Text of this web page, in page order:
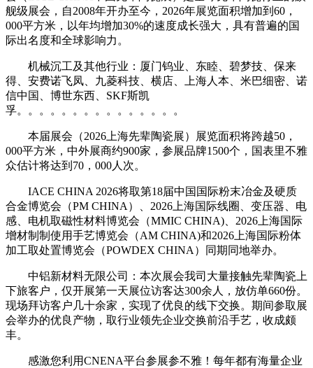
舰级展会，自2008年开办至今，2026年展览面积增加到60，
000平方米，以年均增加30%的速度成长强大，具有普遍的国
际出名度和全球影响力。
机械沉工及其他行业：厦门钨业、东睦、碧梦技、保来
得、安费诺飞凤、九菱科技、横店、上海人本、米巴细密、诺
信中国、博世东西、SKF斯凯
孚。。。。。。。。。。。。。。。
本届展会（2026上海先辈陶瓷展）展览面积将跨越50，
000平方米，中外展商约900家，参展品牌1500个，国表里不雅
众估计将达到70，000人次。
IACE CHINA 2026将取第18届中国国际粉末冶金及硬质
合金博览会（PM CHINA）、2026上海国际线圈、变压器、电
感、电机取磁性材料博览会（MMIC CHINA)、2026上海国际
增材制制使用手艺博览会（AM CHINA)和2026上海国际粉体
加工取处置博览会（POWDEX CHINA）同期同地举办。
中铝新材料无限公司：本次展会我司大量接触先辈陶瓷上
下旅客户，仅开展第一天展位访客达300余人，放仿单660份。
现场拜访客户几十余家，实现了优良的线下交换。期间参取展
会举办的优良产物，取行业领先企业交换前沿手艺，收成颇
丰。
感激您利用CNENA平台参展参不雅！每年都有海量企业